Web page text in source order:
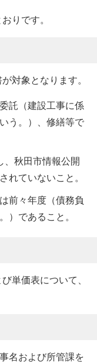
りです。
対象となります。
託（建設工事に係
う。）、修繕等で
、秋田市情報公開
れていないこと。
前々年度（債務負
）であること。
単価表について、
名および所管課を